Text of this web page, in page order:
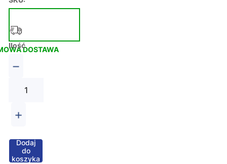
DOSTAWA
Ilość
−
+
Dodaj
do
koszyka